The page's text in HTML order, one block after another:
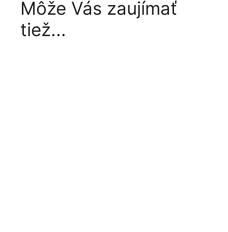
Môže Vás zaujímať
tiež...